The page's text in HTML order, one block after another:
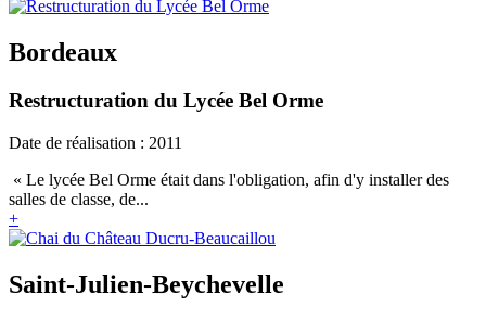
Bordeaux
Restructuration du Lycée Bel Orme
Date de réalisation : 2011
« Le lycée Bel Orme était dans l'obligation, afin d'y installer des
salles de classe, de...
+
Saint-Julien-Beychevelle‎